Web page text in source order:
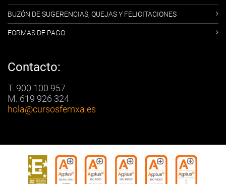
BUZÓN DE SUGERENCIAS, QUEJAS Y FELICITACIONES
FORMAS DE PAGO
Contacto:
T. 900 100 957
M. 619 926 324
hola@cursosfemxa.es